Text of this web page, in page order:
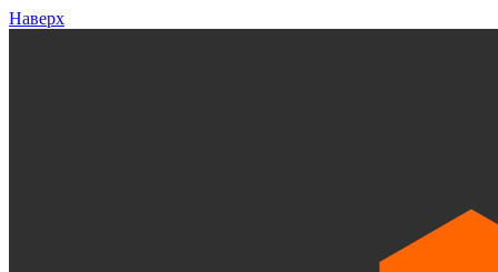
Наверх